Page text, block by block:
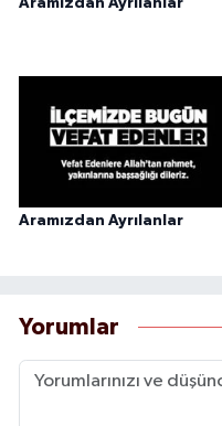
Aramızdan Ayrılanlar
Aramızdan Ayrılanlar
Yorumlar